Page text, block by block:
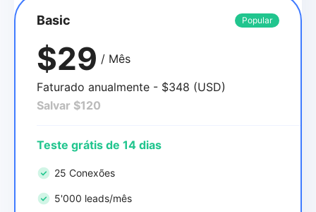
Basic Popular
$29 / Mês
Faturado anualmente - $348 (USD)
Salvar $120
Teste grátis de 14 dias
25 Conexões
5'000 leads/mês